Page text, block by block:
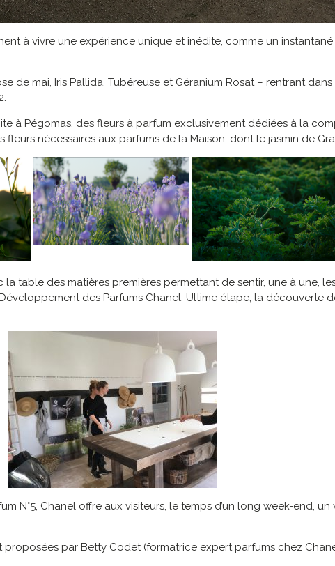
à vivre une expérience unique et inédite, comme un
de mai, Iris Pallida, Tubéreuse et Géranium Rosat – rentrant
à Pégomas, des fleurs à parfum exclusivement dédiées à la
nécessaires aux parfums de la Maison, dont le jasmin de
table des matières premières permettant de sentir, une à une,
des Parfums Chanel. Ultime étape, la découverte
N°5, Chanel offre aux visiteurs, le temps d’un long week-end,
par Betty Codet (formatrice expert parfums chez